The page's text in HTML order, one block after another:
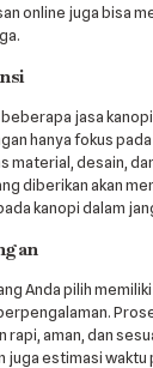
online juga bisa
jasa
hanya fokus
material, desain,
diberikan akan
kanopi dalam
Anda pilih
rapi, aman, dan
juga estimasi